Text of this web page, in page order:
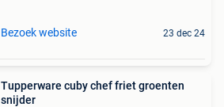
Bezoek website 23 dec 24
Tupperware cuby chef friet groenten
snijder